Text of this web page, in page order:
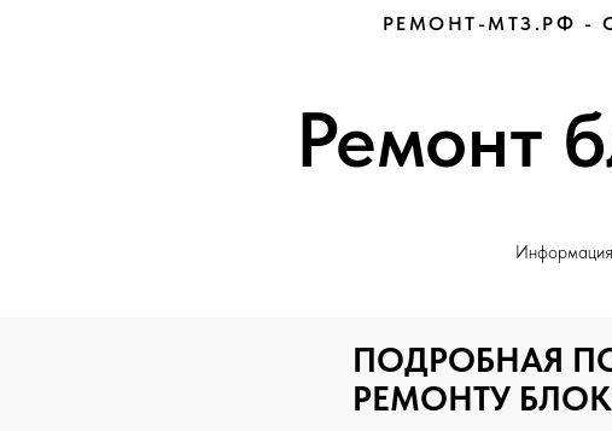
РЕМОНТ-МТЗ.РФ -
Ремонт
Информация
ПОДРОБНАЯ
РЕМОНТУ